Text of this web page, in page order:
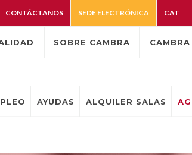
CONTÁCTANOS SEDE ELECTRÓNICA CAT
SOBRE CAMBRA CAMBRA
AYUDAS ALQUILER SALAS